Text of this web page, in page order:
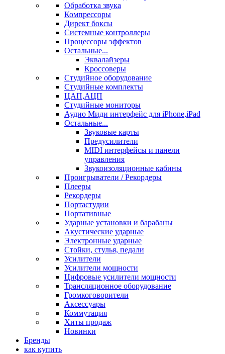
Обработка звука
Компрессоры
Директ боксы
Системные контроллеры
Процессоры эффектов
Остальные...
Эквалайзеры
Кроссоверы
Студийное оборудование
Студийные комплекты
ЦАП,АЦП
Студийные мониторы
Аудио Миди интерфейс для iPhone,iPad
Остальные...
Звуковые карты
Предусилители
MIDI интерфейсы и панели
управления
Звукоизоляционные кабины
Проигрыватели / Рекордеры
Плееры
Рекордеры
Портастудии
Портативные
Ударные установки и барабаны
Акустические ударные
Электронные ударные
Стойки, стулья, педали
Усилители
Усилители мощности
Цифровые усилители мощности
Трансляционное оборудование
Громкоговорители
Аксессуары
Коммутация
Хиты продаж
Новинки
Бренды
как купить